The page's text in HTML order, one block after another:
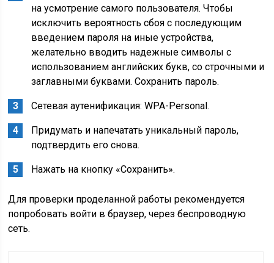
на усмотрение самого пользователя. Чтобы
исключить вероятность сбоя с последующим
введением пароля на иные устройства,
желательно вводить надежные символы с
использованием английских букв, со строчными и
заглавными буквами. Сохранить пароль.
Сетевая аутенификация: WPA-Personal.
Придумать и напечатать уникальный пароль,
подтвердить его снова.
Нажать на кнопку «Сохранить».
Для проверки проделанной работы рекомендуется
попробовать войти в браузер, через беспроводную
сеть.